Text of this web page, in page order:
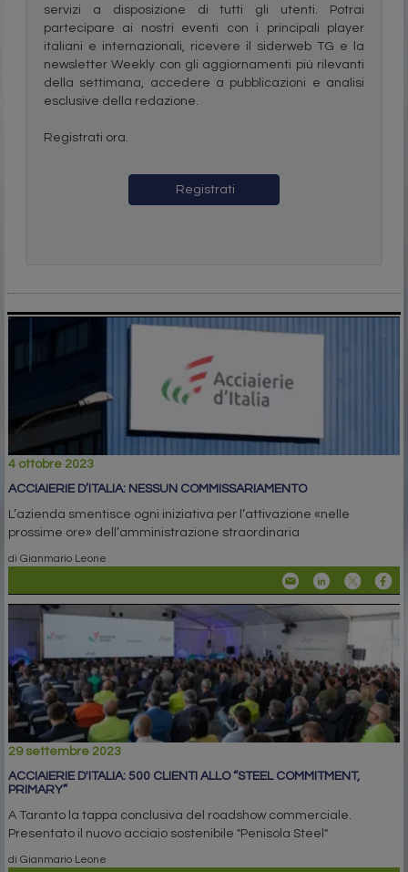
servizi a disposizione di tutti gli utenti. Potrai
partecipare ai nostri eventi con i principali player
italiani e internazionali, ricevere il siderweb TG e la
newsletter Weekly con gli aggiornamenti più rilevanti
della settimana, accedere a pubblicazioni e analisi
esclusive della redazione.
Registrati ora.
Registrati
4 ottobre 2023
ACCIAIERIE D’ITALIA: NESSUN COMMISSARIAMENTO
L’azienda smentisce ogni iniziativa per l’attivazione «nelle
prossime ore» dell’amministrazione straordinaria
di Gianmario Leone
29 settembre 2023
ACCIAIERIE D'ITALIA: 500 CLIENTI ALLO “STEEL COMMITMENT,
PRIMARY”
A Taranto la tappa conclusiva del roadshow commerciale.
Presentato il nuovo acciaio sostenibile "Penisola Steel"
di Gianmario Leone